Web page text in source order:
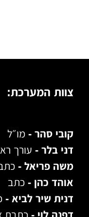
צוות המערכת:
קובי סהר - מו״ל
דני בלר - עורך
משה פריאל -
אוהד כהן - כתב
דנית שיר לביא -